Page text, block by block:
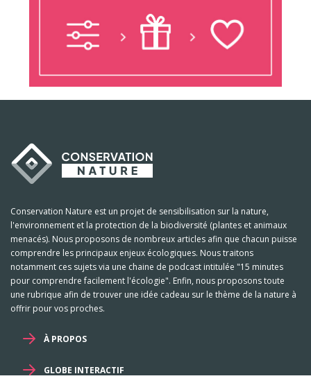
Conservation Nature est un projet de sensibilisation sur la nature,
l'environnement et la protection de la biodiversité (plantes et animaux
menacés). Nous proposons de nombreux articles afin que chacun puisse
comprendre les principaux enjeux écologiques. Nous traitons
notamment ces sujets via une chaine de podcast intitulée "15 minutes
pour comprendre facilement l'écologie". Enfin, nous proposons toute
une rubrique afin de trouver une idée cadeau sur le thème de la nature à
offrir pour vos proches.
À PROPOS
GLOBE INTERACTIF